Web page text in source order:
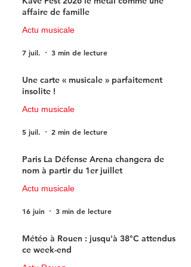
affaire de famille
Actu musicale
7 juil. 3 min de lecture
Une carte « musicale » parfaitement
insolite !
Actu musicale
5 juil. 2 min de lecture
Paris La Défense Arena changera de
nom à partir du 1er juillet
Actu musicale
16 juin 3 min de lecture
Météo à Rouen : jusqu'à 38°C attendus
ce week-end